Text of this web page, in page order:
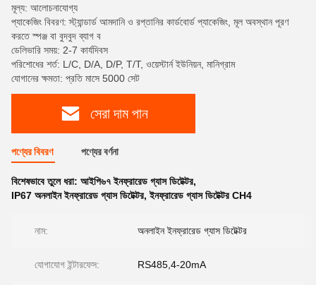
মূল্য: আলোচনাযোগ্য
প্যাকেজিং বিবরণ: স্ট্যান্ডার্ড আমদানি ও রপ্তানির কার্ডবোর্ড প্যাকেজিং, মূল অবস্থান পূরণ
করতে স্পঞ্জ বা বুদবুদ ব্যাগ ব
ডেলিভারি সময়: 2-7 কার্যদিবস
পরিশোধের শর্ত: L/C, D/A, D/P, T/T, ওয়েস্টার্ন ইউনিয়ন, মানিগ্রাম
যোগানের ক্ষমতা: প্রতি মাসে 5000 সেট
সেরা দাম পান
পণ্যের বিবরণ পণ্যের বর্ণনা
বিশেষভাবে তুলে ধরা: আইপি৬৭ ইনফ্রারেড গ্যাস ডিটেক্টর,
IP67 অনলাইন ইনফ্রারেড গ্যাস ডিটেক্টর,ইনফ্রারেড গ্যাস ডিটেক্টর CH4
নাম: অনলাইন ইনফ্রারেড গ্যাস ডিটেক্টর
যোগাযোগ ইন্টারফেস: RS485,4-20mA